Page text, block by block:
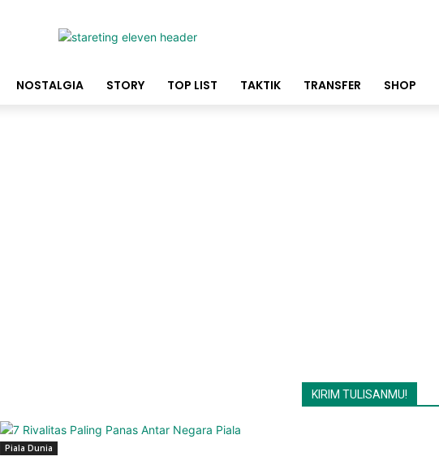
NOSTALGIA STORY TOP LIST TAKTIK TRANSFER SHOP
Piala Dunia
KIRIM TULISANMU!